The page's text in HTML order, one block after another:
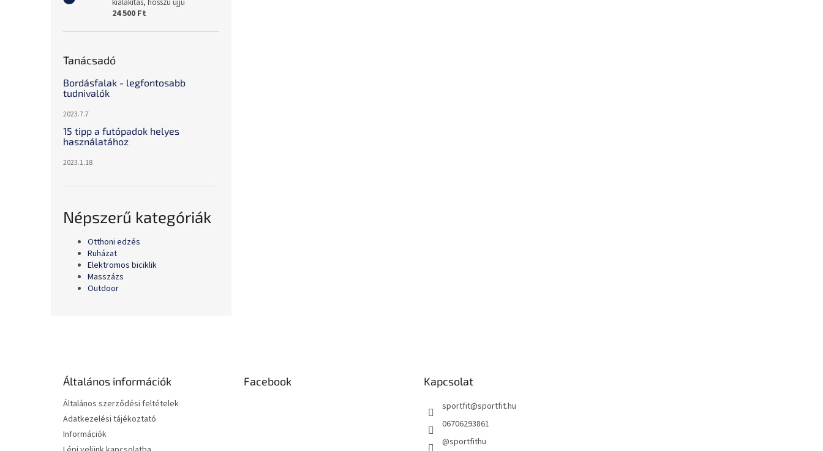
kialakítás, hosszú ujjú
24 500 Ft
Tanácsadó
Bordásfalak - legfontosabb
tudnivalók
2023.7.7
15 tipp a futópadok helyes
használatához
2023.1.18
Népszerű kategóriák
Otthoni edzés
Ruházat
Elektromos biciklik
Masszázs
Outdoor
Általános információk
Általános szerződési feltételek
Adatkezelési tájékoztató
Információk
Facebook Kapcsolat
sportfit@sportfit.hu
06706293861
@sportfithu